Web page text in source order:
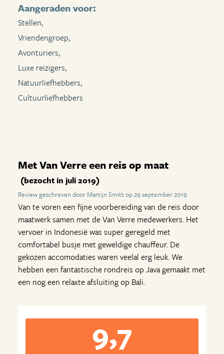
Aangeraden voor:
Stellen,
Vriendengroep,
Avonturiers,
Luxe reizigers,
Natuurliefhebbers,
Cultuurliefhebbers
Met Van Verre een reis op maat
(bezocht in juli 2019)
Review geschreven door Martijn Smitt op 29 september 2019
Van te voren een fijne voorbereiding van de reis door
maatwerk samen met de Van Verre medewerkers. Het
vervoer in Indonesië was super geregeld met
comfortabel busje met geweldige chauffeur. De
gekozen accomodaties waren veelal erg leuk. We
hebben een fantastische rondreis op Java gemaakt met
een nog een relaxte afsluiting op Bali.
9,7